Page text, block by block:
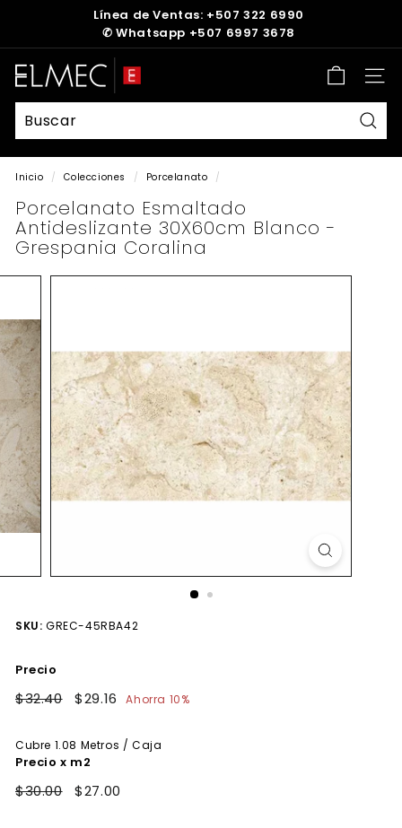
diapositivas
pausa
Línea de Ventas: +507 322 6990
✆ Whatsapp +507 6997 3678
E
L
M
E
C
Inicio / Colecciones / Porcelanato /
Porcelanato Esmaltado
Antideslizante 30X60cm Blanco -
Grespania Coralina
SKU: GREC-45RBA42
Precio
Precio
$32.40$32.40
Precio
$29.16 $29.16
Ahorra 10%
Cubre 1.08 Metros / Caja
Precio x m2
$30.00 $27.00